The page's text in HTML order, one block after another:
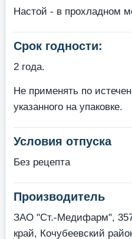
Настой - в прохладном
Срок годности:
2 года.
Не применять по
указанного на упаковке.
Условия отпуска
Без рецепта
Производитель
ЗАО "Ст.-Медифарм",
край, Кочубеевский